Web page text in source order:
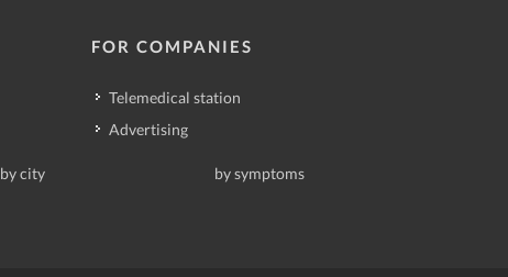
FOR COMPANIES
Telemedical station
Advertising
by city by symptoms